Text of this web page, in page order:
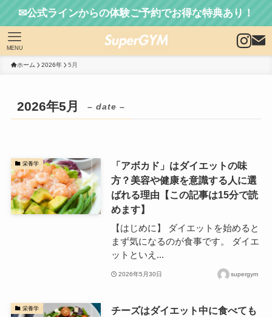
✉公式ラインからの体験ご予約でお得な特典あり！
MENU
ホーム 2026年 5月
2026年5月 – date –
栄養学
「アボカド」はダイエットの味
方？美容や健康を意識する人に選
ばれる理由【この記事は15分で読
めます】
【はじめに】 ダイエットを始めると
まず気になるのが食事です。 ダイエ
ットといえ...
2026年5月30日 supergym
栄養学
チーズはダイエット中に食べても